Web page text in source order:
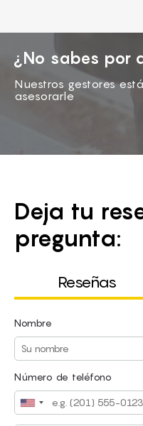
¿No sabes por
Nuestros gestores
asesorarle
Deja tu
pregunta:
Reseñas
Nombre
Número de teléfono
Nombre